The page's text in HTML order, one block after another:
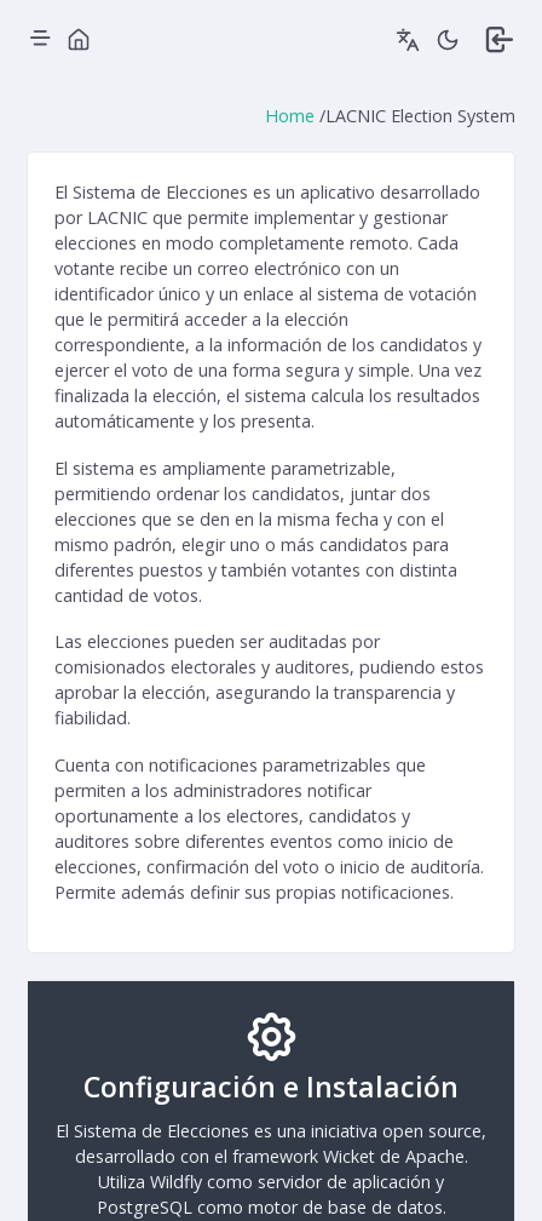
Home /LACNIC Election System
El Sistema de Elecciones es un aplicativo desarrollado
por LACNIC que permite implementar y gestionar
elecciones en modo completamente remoto. Cada
votante recibe un correo electrónico con un
identificador único y un enlace al sistema de votación
que le permitirá acceder a la elección
correspondiente, a la información de los candidatos y
ejercer el voto de una forma segura y simple. Una vez
finalizada la elección, el sistema calcula los resultados
automáticamente y los presenta.
El sistema es ampliamente parametrizable,
permitiendo ordenar los candidatos, juntar dos
elecciones que se den en la misma fecha y con el
mismo padrón, elegir uno o más candidatos para
diferentes puestos y también votantes con distinta
cantidad de votos.
Las elecciones pueden ser auditadas por
comisionados electorales y auditores, pudiendo estos
aprobar la elección, asegurando la transparencia y
fiabilidad.
Cuenta con notificaciones parametrizables que
permiten a los administradores notificar
oportunamente a los electores, candidatos y
auditores sobre diferentes eventos como inicio de
elecciones, confirmación del voto o inicio de auditoría.
Permite además definir sus propias notificaciones.
Configuración e Instalación
El Sistema de Elecciones es una iniciativa open source,
desarrollado con el framework Wicket de Apache.
Utiliza Wildfly como servidor de aplicación y
PostgreSQL como motor de base de datos.